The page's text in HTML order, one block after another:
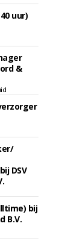
uur)
&
DSV
bij
B.V.